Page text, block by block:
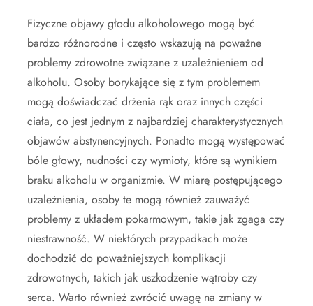
Fizyczne objawy głodu alkoholowego mogą być
bardzo różnorodne i często wskazują na poważne
problemy zdrowotne związane z uzależnieniem od
alkoholu. Osoby borykające się z tym problemem
mogą doświadczać drżenia rąk oraz innych części
ciała, co jest jednym z najbardziej charakterystycznych
objawów abstynencyjnych. Ponadto mogą występować
bóle głowy, nudności czy wymioty, które są wynikiem
braku alkoholu w organizmie. W miarę postępującego
uzależnienia, osoby te mogą również zauważyć
problemy z układem pokarmowym, takie jak zgaga czy
niestrawność. W niektórych przypadkach może
dochodzić do poważniejszych komplikacji
zdrowotnych, takich jak uszkodzenie wątroby czy
serca. Warto również zwrócić uwagę na zmiany w